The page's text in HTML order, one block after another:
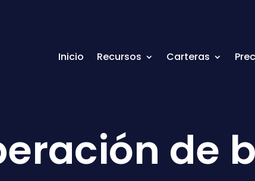
Inicio Recursos Carteras
de